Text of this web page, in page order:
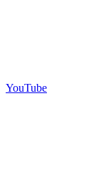
YouTube